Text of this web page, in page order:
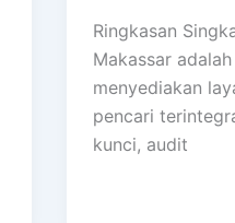
Ringkasan
Makassar
menyediakan
pencari
kunci, audit